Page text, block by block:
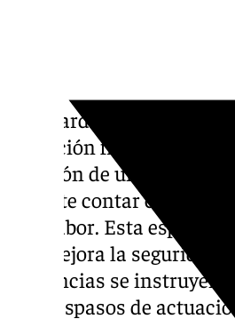
La Guardia Civil de
actuación frente a la
creación de un Centro
permite contar con un
esta labor. Esta
que mejora la
diligencias se
sin traspasos de